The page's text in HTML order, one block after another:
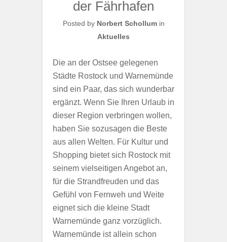
der Fährhafen
Posted by Norbert Schollumin
Aktuelles
Die an der Ostsee gelegenen
Städte Rostock und Warnemünde
sind ein Paar, das sich wunderbar
ergänzt. Wenn Sie Ihren Urlaub in
dieser Region verbringen wollen,
haben Sie sozusagen die Beste
aus allen Welten. Für Kultur und
Shopping bietet sich Rostock mit
seinem vielseitigen Angebot an,
für die Strandfreuden und das
Gefühl von Fernweh und Weite
eignet sich die kleine Stadt
Warnemünde ganz vorzüglich.
Warnemünde ist allein schon